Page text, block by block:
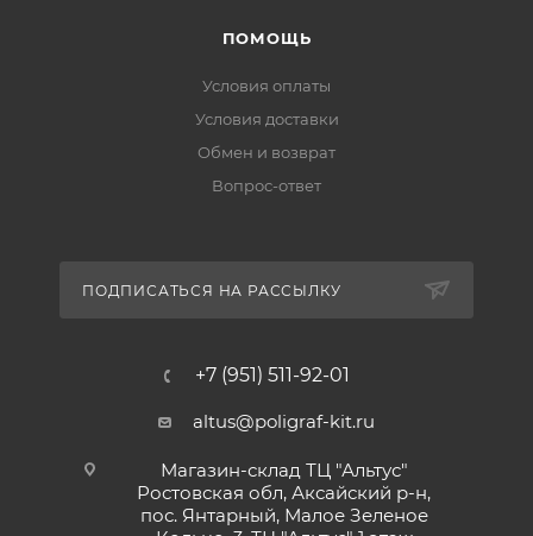
ПОМОЩЬ
Условия оплаты
Условия доставки
Обмен и возврат
Вопрос-ответ
ПОДПИСАТЬСЯ НА РАССЫЛКУ
+7 (951) 511-92-01
altus@poligraf-kit.ru
Магазин-склад ТЦ "Альтус"
Ростовская обл, Аксайский р-н,
пос. Янтарный, Малое Зеленое